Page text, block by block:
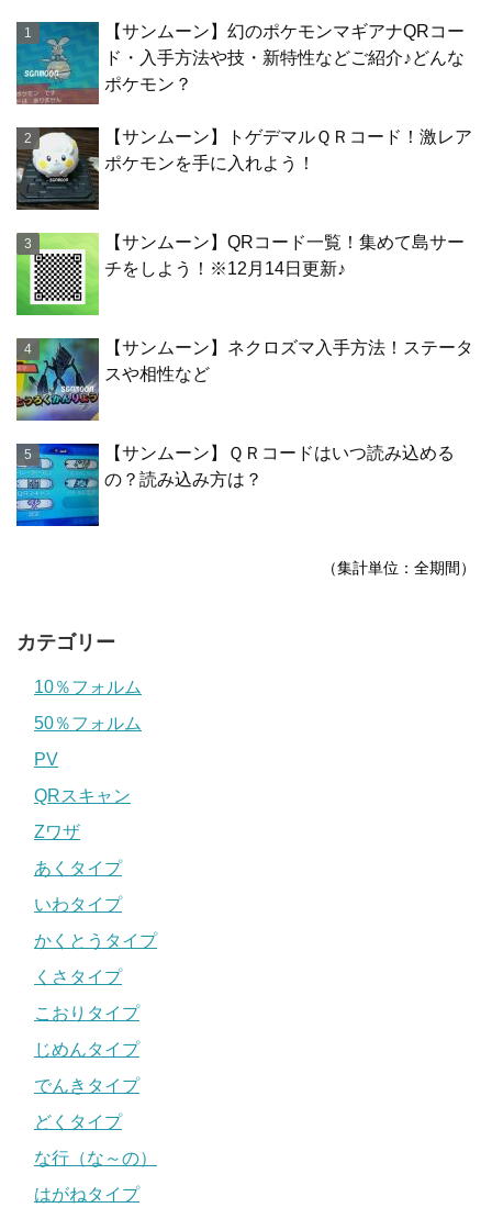
【サンムーン】幻のポケモンマギアナQRコー
ド・入手方法や技・新特性などご紹介♪どんな
ポケモン？
【サンムーン】トゲデマルＱＲコード！激レア
ポケモンを手に入れよう！
【サンムーン】QRコード一覧！集めて島サー
チをしよう！※12月14日更新♪
【サンムーン】ネクロズマ入手方法！ステータ
スや相性など
【サンムーン】ＱＲコードはいつ読み込める
の？読み込み方は？
（集計単位：全期間）
カテゴリー
10％フォルム
50％フォルム
PV
QRスキャン
Zワザ
あくタイプ
いわタイプ
かくとうタイプ
くさタイプ
こおりタイプ
じめんタイプ
でんきタイプ
どくタイプ
な行（な～の）
はがねタイプ